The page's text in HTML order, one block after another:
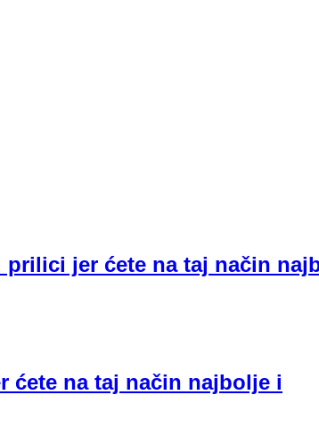
prilici jer ćete na taj način
ćete na taj način najbolje i